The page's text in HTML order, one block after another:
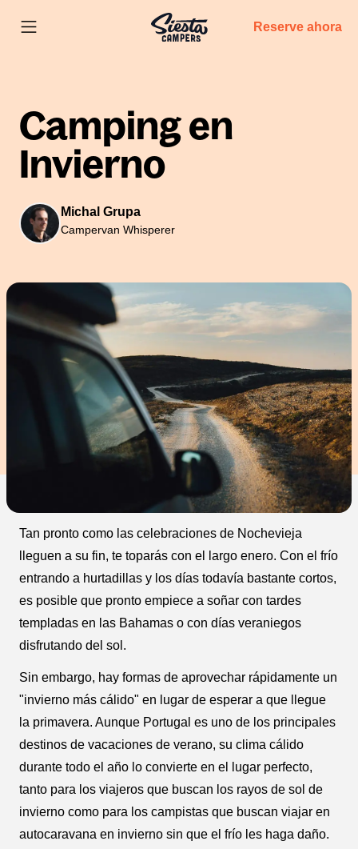
Reserve ahora
Camping en
Invierno
Michal Grupa
Campervan Whisperer
Tan pronto como las celebraciones de Nochevieja
lleguen a su fin, te toparás con el largo enero. Con el frío
entrando a hurtadillas y los días todavía bastante cortos,
es posible que pronto empiece a soñar con tardes
templadas en las Bahamas o con días veraniegos
disfrutando del sol.
Sin embargo, hay formas de aprovechar rápidamente un
"invierno más cálido" en lugar de esperar a que llegue
la primavera. Aunque Portugal es uno de los principales
destinos de vacaciones de verano, su clima cálido
durante todo el año lo convierte en el lugar perfecto,
tanto para los viajeros que buscan los rayos de sol de
invierno como para los campistas que buscan viajar en
autocaravana en invierno sin que el frío les haga daño.